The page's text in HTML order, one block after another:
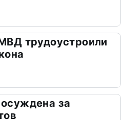
трудоустроили
за